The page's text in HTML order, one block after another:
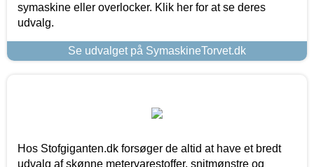
symaskine eller overlocker. Klik her for at se deres
udvalg.
Se udvalget på SymaskineTorvet.dk
Hos Stofgiganten.dk forsøger de altid at have et bredt
udvalg af skønne metervarestoffer, snitmønstre og